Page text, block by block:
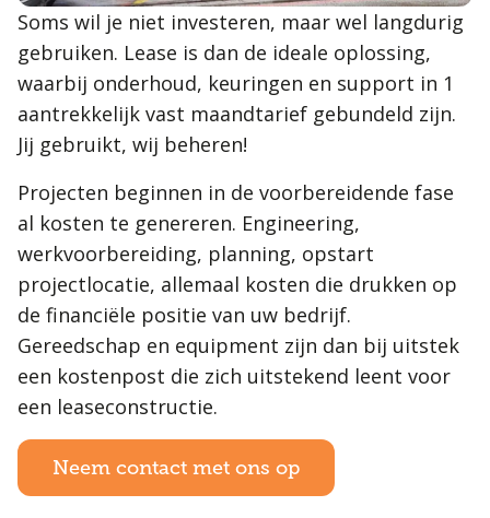
Soms wil je niet investeren, maar wel langdurig
gebruiken. Lease is dan de ideale oplossing,
waarbij onderhoud, keuringen en support in 1
aantrekkelijk vast maandtarief gebundeld zijn.
Jij gebruikt, wij beheren!
Projecten beginnen in de voorbereidende fase
al kosten te genereren. Engineering,
werkvoorbereiding, planning, opstart
projectlocatie, allemaal kosten die drukken op
de financiële positie van uw bedrijf.
Gereedschap en equipment zijn dan bij uitstek
een kostenpost die zich uitstekend leent voor
een leaseconstructie.
Neem contact met ons op